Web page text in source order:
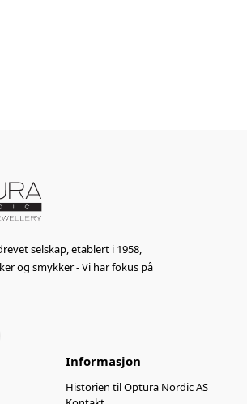
selskap, etablert i 1958,
og smykker - Vi har fokus på
Informasjon
Historien til Optura Nordic AS